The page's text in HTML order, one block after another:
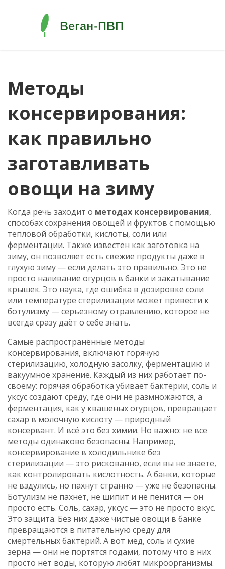
Методы
консервирования:
как правильно
заготавливать
овощи на зиму
Когда речь заходит о методах консервирования,
способах сохранения овощей и фруктов с помощью
тепловой обработки, кислоты, соли или
ферментации. Также известен какзаготовка на
зиму, он позволяет есть свежие продукты даже в
глухую зиму — если делать это правильно. Это не
просто наливание огурцов в банки и закатывание
крышек. Это наука, где ошибка в дозировке соли
или температуре стерилизации может привести к
ботулизму — серьезному отравлению, которое не
всегда сразу даёт о себе знать.
Самые распространённые методы
консервирования, включают горячую
стерилизацию, холодную засолку, ферментацию и
вакуумное хранение. Каждый из них работает по-
своему: горячая обработка убивает бактерии, соль и
уксус создают среду, где они не размножаются, а
ферментация, как у квашеных огурцов, превращает
сахар в молочную кислоту — природный
консервант. И всё это без химии. Но важно: не все
методы одинаково безопасны. Например,
консервирование в холодильнике без
стерилизации — это рискованно, если вы не знаете,
как контролировать кислотность. А банки, которые
не вздулись, но пахнут странно — уже не безопасны.
Ботулизм не пахнет, не шипит и не пенится — он
просто есть. Соль, сахар, уксус — это не просто вкус.
Это защита. Без них даже чистые овощи в банке
превращаются в питательную среду для
смертельных бактерий. А вот мёд, соль и сухие
зерна — они не портятся годами, потому что в них
просто нет воды, которую любят микроорганизмы.